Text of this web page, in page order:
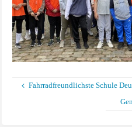
Fahrradfreundlichste Schule